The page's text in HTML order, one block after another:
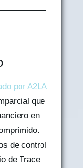
por A2LA
que
en
de control
de Trace